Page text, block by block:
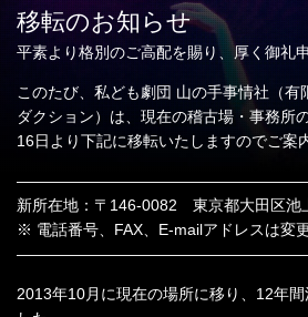
移転のお知らせ
平素より格別のご高配を賜り、厚く御礼
このたび、私ども劇団 山の手事情社（有
ダクション）は、現在の稽古場・事務所
16日より下記に移転いたしますのでご案
新所在地：〒146-0082 東京都大田区池
※ 電話番号、FAX、E-mailアドレスは変
2013年10月に現在の場所に移り、12年